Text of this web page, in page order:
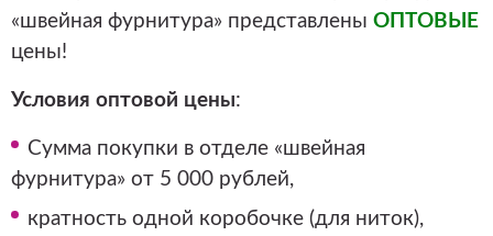
«швейная фурнитура» представлены ОПТОВЫЕ
цены!
Условия оптовой цены:
Сумма покупки в отделе «швейная
фурнитура» от 5 000 рублей,
кратность одной коробочке (для ниток),